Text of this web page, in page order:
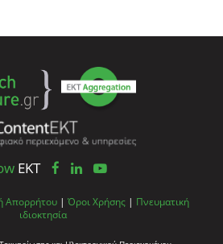
EKT
Απορρήτου | Όροι Χρήσης | Πνευματική
ιδιοκτησία